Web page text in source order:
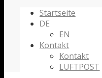
Startseite
DE
EN
Kontakt
Kontakt
LUFTPOST